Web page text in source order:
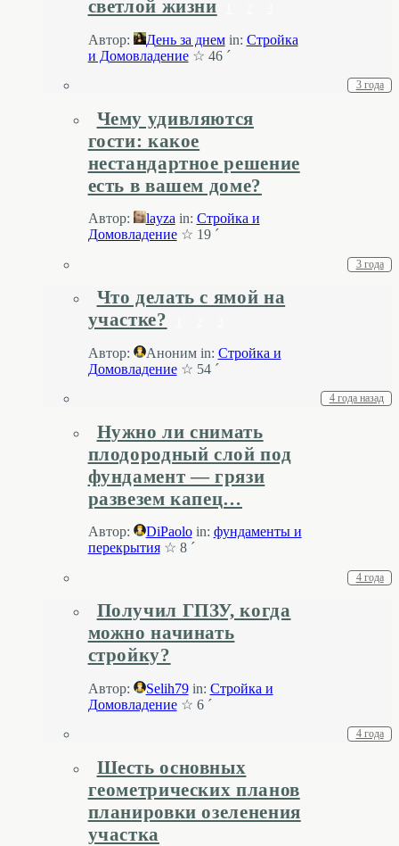
светлой жизни
Автор: День за днем in: Стройка
и Домовладение☆ 46 ´
3 года
Чему удивляются
гости: какое
нестандартное решение
есть в вашем доме?
Автор: layza in: Стройка и
Домовладение☆ 19 ´
3 года
Что делать с ямой на
участке?
Автор: Аноним in: Стройка и
Домовладение☆ 54 ´
4 года назад
Нужно ли снимать
плодородный слой под
фундамент — грязи
развезем капец…
Автор: DiPaolo in: фундаменты и
перекрытия☆ 8 ´
4 года
Получил ГПЗУ, когда
можно начинать
стройку?
Автор: Selih79 in: Стройка и
Домовладение☆ 6 ´
4 года
Шесть основных
геометрических планов
планировки озеленения
участка